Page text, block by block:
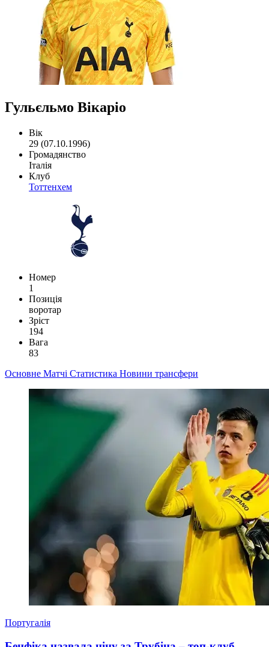
Гульєльмо Вікаріо
Вік
29 (07.10.1996)
Громадянство
Італія
Клуб
Тоттенхем
Номер
1
Позиція
воротар
Зріст
194
Вага
83
Основне Матчі Статистика Новини трансфери
Португалія